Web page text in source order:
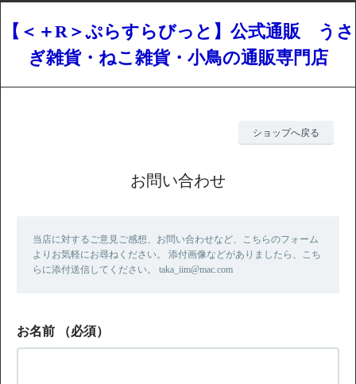
【＜＋R＞ぷらすらびっと】公式通販 うさ
ぎ雑貨・ねこ雑貨・小鳥の通販専門店
ショップへ戻る
お問い合わせ
当店に対するご意見ご感想、お問い合わせなど、こちらのフォーム
よりお気軽にお尋ねください。 添付画像などがありましたら、こち
らに添付送信してください。 taka_iim@mac.com
お名前 （必須）